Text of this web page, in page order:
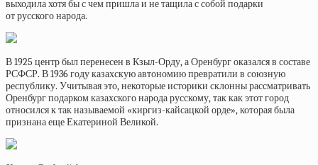
выходила хотя бы с чем пришла и не тащила с собой подарки
от русского народа.
В 1925 центр был перенесен в Кзыл-Орду, а Оренбург оказался в составе
РСФСР. В 1936 году казахскую автономию превратили в союзную
республику. Учитывая это, некоторые историки склонны рассматривать
Оренбург подарком казахского народа русскому, так как этот город
относился к так называемой «киргиз-кайсацкой орде», которая была
признана еще Екатериной Великой.